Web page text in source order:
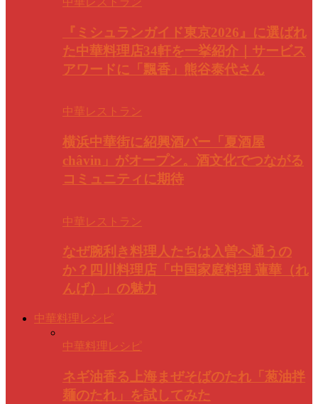
『ミシュランガイド東京2026』に選ばれ
た中華料理店34軒を一挙紹介｜サービス
アワードに「飄香」熊谷泰代さん
中華レストラン
横浜中華街に紹興酒バー「夏酒屋
châvin」がオープン。酒文化でつながる
コミュニティに期待
中華レストラン
なぜ腕利き料理人たちは入曽へ通うの
か？四川料理店「中国家庭料理 蓮華（れ
んげ）」の魅力
中華料理レシピ
中華料理レシピ
ネギ油香る上海まぜそばのたれ「葱油拌
麺のたれ」を試してみた